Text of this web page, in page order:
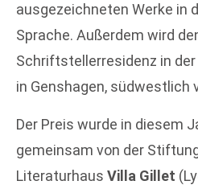
ausgezeichneten Werke in
Sprache. Außerdem wird
Schriftstellerresidenz in der
in Genshagen, südwestlich
Der Preis wurde in diesem
gemeinsam von der
Literaturhaus Villa Gillet